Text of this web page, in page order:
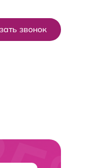
звонок